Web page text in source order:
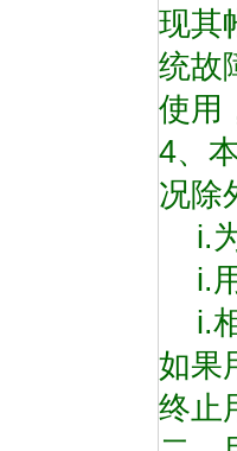
现其
统故
使用
4、
况除
i.为
i.用
i.相
如果
终止